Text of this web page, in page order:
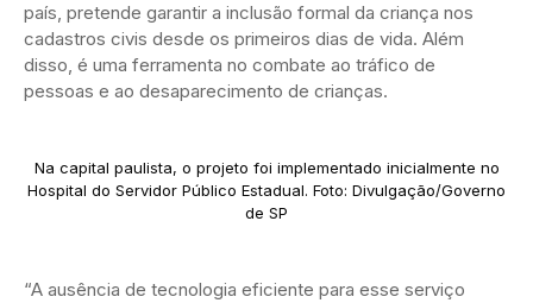
país, pretende garantir a inclusão formal da criança nos
cadastros civis desde os primeiros dias de vida. Além
disso, é uma ferramenta no combate ao tráfico de
pessoas e ao desaparecimento de crianças.
Na capital paulista, o projeto foi implementado inicialmente no
Hospital do Servidor Público Estadual. Foto: Divulgação/Governo
de SP
“A ausência de tecnologia eficiente para esse serviço